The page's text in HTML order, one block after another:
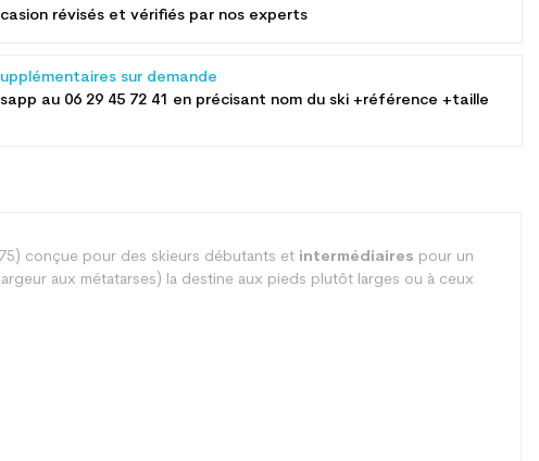
révisés et vérifiés par nos experts
sur demande
au 06 29 45 72 41 en précisant nom du ski +référence +taille
conçue pour des skieurs débutants et intermédiaires pour un
aux métatarses) la destine aux pieds plutôt larges ou à ceux